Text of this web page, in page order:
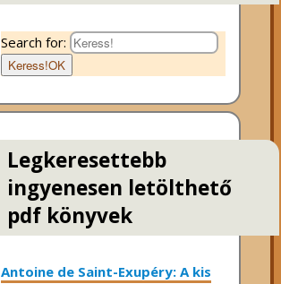
Search for:
Keress!OK
Legkeresettebb
ingyenesen letölthető
pdf könyvek
Antoine de Saint-Exupéry: A kis